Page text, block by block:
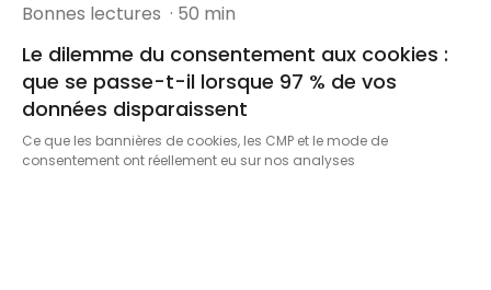
Bonnes lectures · 50 min
Le dilemme du consentement aux cookies :
que se passe-t-il lorsque 97 % de vos
données disparaissent
Ce que les bannières de cookies, les CMP et le mode de
consentement ont réellement eu sur nos analyses